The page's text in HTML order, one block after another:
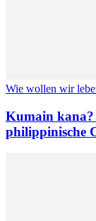
Wie wollen wir
Kumain kana?
philippinische